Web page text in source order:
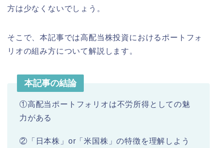
方は少なくないでしょう。
そこで、本記事では高配当株投資におけるポートフォ
リオの組み方について解説します。
本記事の結論
①高配当ポートフォリオは不労所得としての魅
力がある
②「日本株」or「米国株」の特徴を理解しよう